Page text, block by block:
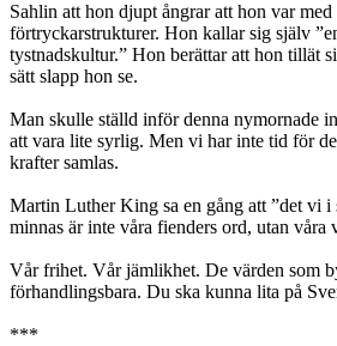
Sahlin att hon djupt ångrar att hon var
förtryckarstrukturer. Hon kallar sig själv
tystnadskultur.” Hon berättar att hon tillät
sätt slapp hon se.
Man skulle ställd inför denna nymornade
att vara lite syrlig. Men vi har inte tid för
krafter samlas.
Martin Luther King sa en gång att ”det vi i
minnas är inte våra fienders ord, utan våra
Vår frihet. Vår jämlikhet. De värden som
förhandlingsbara. Du ska kunna lita på
***